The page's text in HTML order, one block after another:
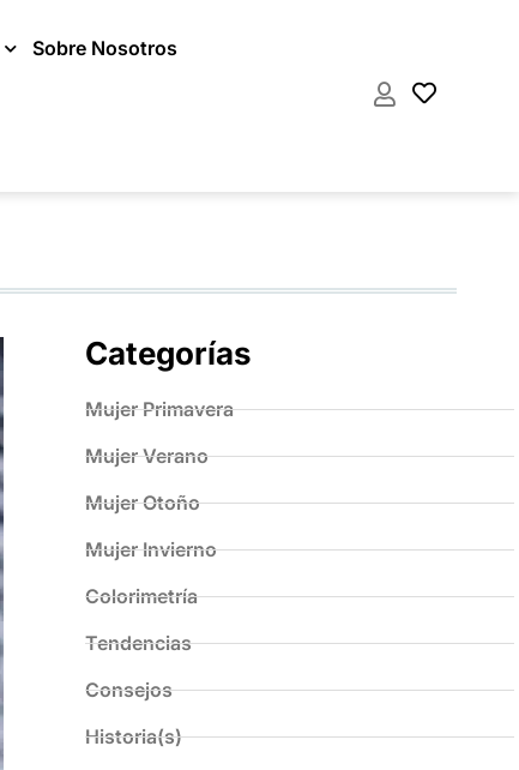
Sobre Nosotros
Categorías
Mujer Primavera
Mujer Verano
Mujer Otoño
Mujer Invierno
Colorimetría
Tendencias
Consejos
Historia(s)